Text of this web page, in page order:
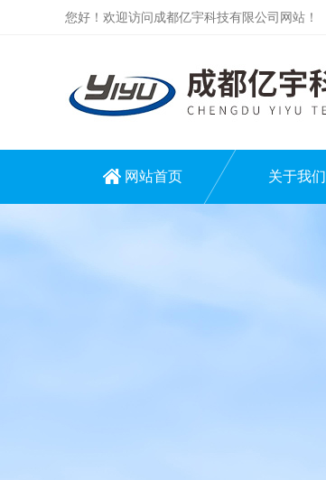
您好！欢迎访问成都亿宇科技有限公司网站！
网站首页 关于我们